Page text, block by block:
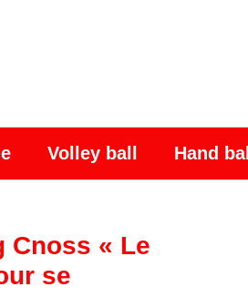
Volley ball Hand
Cnoss « Le
se